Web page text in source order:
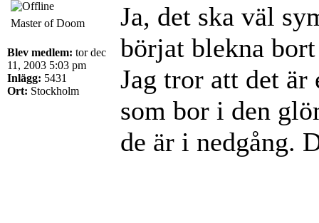
Master of Doom
Blev medlem: tor dec
11, 2003 5:03 pm
Inlägg: 5431
Ort: Stockholm
Ja, det ska väl
börjat blekna
Jag tror att det
som bor i den
de är i nedgång.